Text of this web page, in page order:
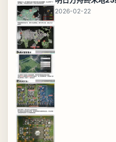
2026-02-22